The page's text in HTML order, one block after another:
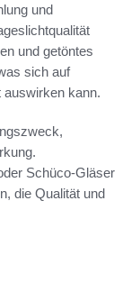
und
und getöntes
sich auf
auswirken kann.
Schüco-Gläser
die Qualität und